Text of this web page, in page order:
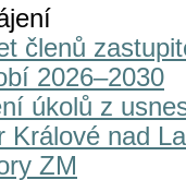
členů
2026–2030
úkolů z
Králové nad
ZM